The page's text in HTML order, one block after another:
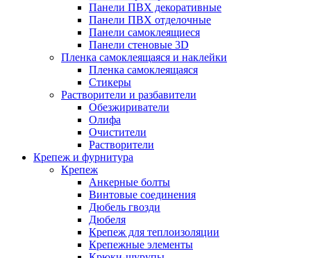
Панели ПВХ декоративные
Панели ПВХ отделочные
Панели самоклеящиеся
Панели стеновые 3D
Пленка самоклеящаяся и наклейки
Пленка самоклеящаяся
Стикеры
Растворители и разбавители
Обезжириватели
Олифа
Очистители
Растворители
Крепеж и фурнитура
Крепеж
Анкерные болты
Винтовые соединения
Дюбель гвозди
Дюбеля
Крепеж для теплоизоляции
Крепежные элементы